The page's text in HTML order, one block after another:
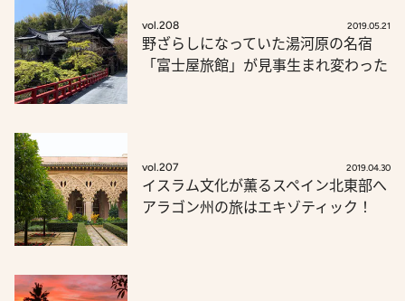
vol.208 2019.05.21
野ざらしになっていた湯河原の名宿
「富士屋旅館」が見事生まれ変わった
vol.207 2019.04.30
イスラム文化が薫るスペイン北東部へ
アラゴン州の旅はエキゾティック！